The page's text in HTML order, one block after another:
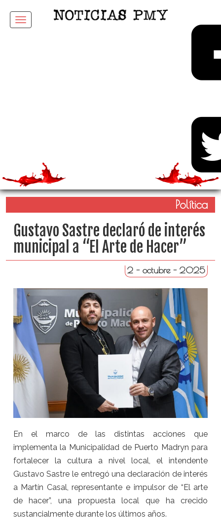
Menu
Política
Gustavo Sastre declaró de interés
municipal a “El Arte de Hacer”
2 - octubre - 2025
En el marco de las distintas acciones que
implementa la Municipalidad de Puerto Madryn para
fortalecer la cultura a nivel local, el intendente
Gustavo Sastre le entregó una declaración de interés
a Martín Casal, representante e impulsor de “El arte
de hacer”, una propuesta local que ha crecido
sustancialmente durante los últimos años.